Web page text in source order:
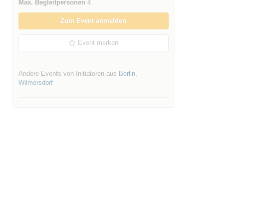
Max. Begleitpersonen 4
Zum Event anmelden
Event merken
Andere Events von Initiatoren aus Berlin,
Wilmersdorf